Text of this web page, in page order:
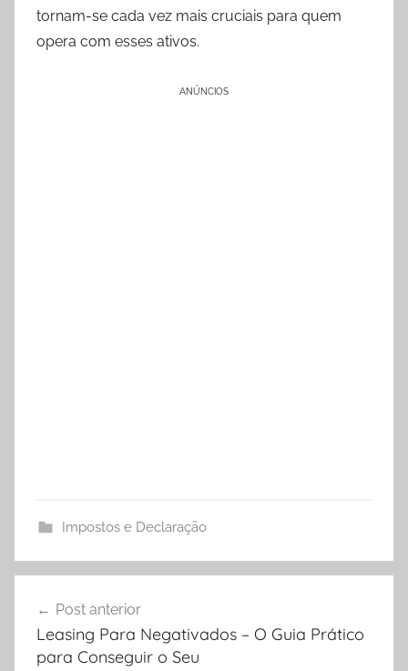
tornam-se cada vez mais cruciais para quem
opera com esses ativos.
ANÚNCIOS
Impostos e Declaração
de
Post
Post anterior
Leasing Para Negativados – O Guia Prático
para Conseguir o Seu